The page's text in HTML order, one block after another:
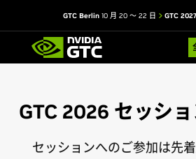
GTC Berlin10 月 20 ～ 22 日 GTC 2027
GTC 2026 セッシ
セッションへのご参加は先着